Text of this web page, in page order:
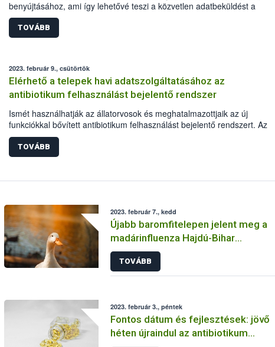
benyújtásához, ami így lehetővé teszi a közvetlen adatbeküldést a
gazdálkodók üzemirányítási szoftvereiből.
TOVÁBB
2023. február 9., csütörtök
Elérhető a telepek havi adatszolgáltatásához az
antibiotikum felhasználást bejelentő rendszer
Ismét használhatják az állatorvosok és meghatalmazottjaik az új
funkciókkal bővített antibiotikum felhasználást bejelentő rendszert. Az
antibiotikum-hatóanyagú állatgyógyászati készítmények nagykereskedői
hamarosan, a fejlesztés második ütemének lezárásakor tölthetik majd fel
éves jelentésüket.
TOVÁBB
2023. február 7., kedd
Újabb baromfitelepen jelent meg a
madárinfluenza Hajdú-Bihar
vármegyében
TOVÁBB
2023. február 3., péntek
Fontos dátum és fejlesztések: jövő
héten újraindul az antibiotikum